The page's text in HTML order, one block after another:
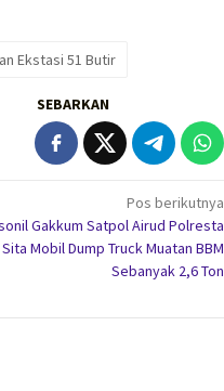
Ekstasi 51 Butir
SEBARKAN
Pos berikutnya
Gakkum Satpol Airud Polresta
Mobil Dump Truck Muatan BBM
Sebanyak 2,6 Ton